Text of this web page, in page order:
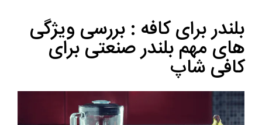
بلندر برای کافه : بررسی ویژگی
های مهم بلندر صنعتی برای
کافی شاپ